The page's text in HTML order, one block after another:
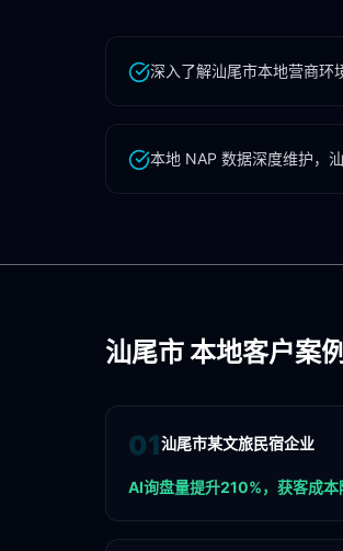
深入了解汕尾市本地营商环
本地 NAP 数据深度维护，
汕尾市本地客户案例
01汕尾市某文旅民宿企业
AI询盘量提升210%，获客成本